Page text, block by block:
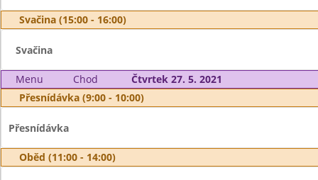
Svačina (15:00 - 16:00)
Svačina
Menu Chod
Čtvrtek 27. 5. 2021
Přesnídávka (9:00 - 10:00)
Přesnídávka
Oběd (11:00 - 14:00)